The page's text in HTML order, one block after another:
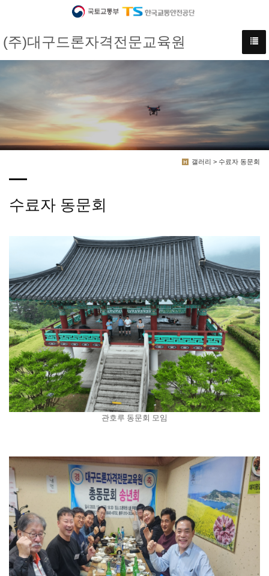
(주)대구드론자격전문교육원
갤러리 > 수료자 동문회
수료자 동문회
관호루 동문회 모임